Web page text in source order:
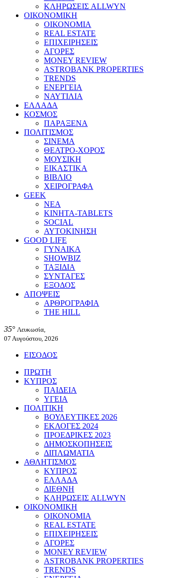
ΚΛΗΡΩΣΕΙΣ ALLWYN
ΟΙΚΟΝΟΜΙΚΗ
ΟΙΚΟΝΟΜΙΑ
REAL ESTATE
ΕΠΙΧΕΙΡΗΣΕΙΣ
ΑΓΟΡΕΣ
MONEY REVIEW
ASTROBANK PROPERTIES
TRENDS
ΕΝΕΡΓΕΙΑ
ΝΑΥΤΙΛΙΑ
ΕΛΛΑΔΑ
ΚΟΣΜΟΣ
ΠΑΡΑΞΕΝΑ
ΠΟΛΙΤΙΣΜΟΣ
ΣΙΝΕΜΑ
ΘΕΑΤΡΟ-ΧΟΡΟΣ
ΜΟΥΣΙΚΗ
ΕΙΚΑΣΤΙΚΑ
ΒΙΒΛΙΟ
ΧΕΙΡΟΓΡΑΦΑ
GEEK
ΝΕΑ
ΚΙΝΗΤΑ-TABLETS
SOCIAL
ΑΥΤΟΚΙΝΗΣΗ
GOOD LIFE
ΓΥΝΑΙΚΑ
SHOWBIZ
ΤΑΞΙΔΙΑ
ΣΥΝΤΑΓΕΣ
ΕΞΟΔΟΣ
ΑΠΟΨΕΙΣ
ΑΡΘΡΟΓΡΑΦΙΑ
THE HILL
35° Λευκωσία,
07 Αυγούστου, 2026
ΕΙΣΟΔΟΣ
ΠΡΩΤΗ
ΚΥΠΡΟΣ
ΠΑΙΔΕΙΑ
ΥΓΕΙΑ
ΠΟΛΙΤΙΚΗ
ΒΟΥΛΕΥΤΙΚΕΣ 2026
ΕΚΛΟΓΕΣ 2024
ΠΡΟΕΔΡΙΚΕΣ 2023
ΔΗΜΟΣΚΟΠΗΣΕΙΣ
ΔΙΠΛΩΜΑΤΙΑ
ΑΘΛΗΤΙΣΜΟΣ
ΚΥΠΡΟΣ
ΕΛΛΑΔΑ
ΔΙΕΘΝΗ
ΚΛΗΡΩΣΕΙΣ ALLWYN
ΟΙΚΟΝΟΜΙΚΗ
ΟΙΚΟΝΟΜΙΑ
REAL ESTATE
ΕΠΙΧΕΙΡΗΣΕΙΣ
ΑΓΟΡΕΣ
MONEY REVIEW
ASTROBANK PROPERTIES
TRENDS